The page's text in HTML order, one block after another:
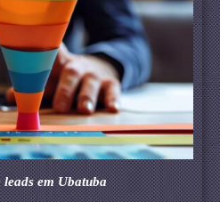
leads em Ubatuba